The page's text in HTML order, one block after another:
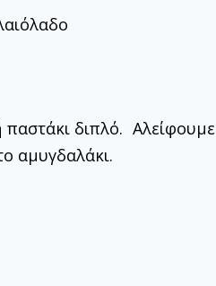
παστάκι διπλό. Αλείφουμε
αμυγδαλάκι.